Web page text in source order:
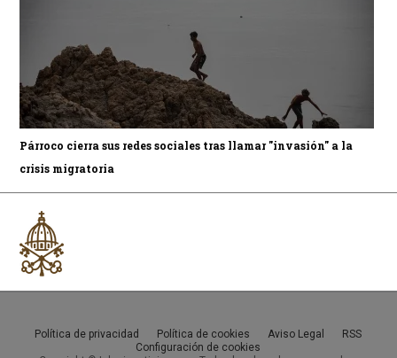
Párroco cierra sus redes sociales tras llamar "invasión" a la
crisis migratoria
Política de privacidad Política de cookies Aviso Legal
RSS
Configuración de cookies